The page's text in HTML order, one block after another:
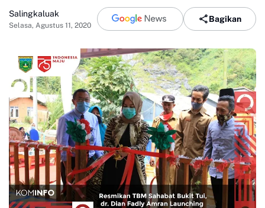
Salingkaluak
Selasa, Agustus 11, 2020
Bagikan